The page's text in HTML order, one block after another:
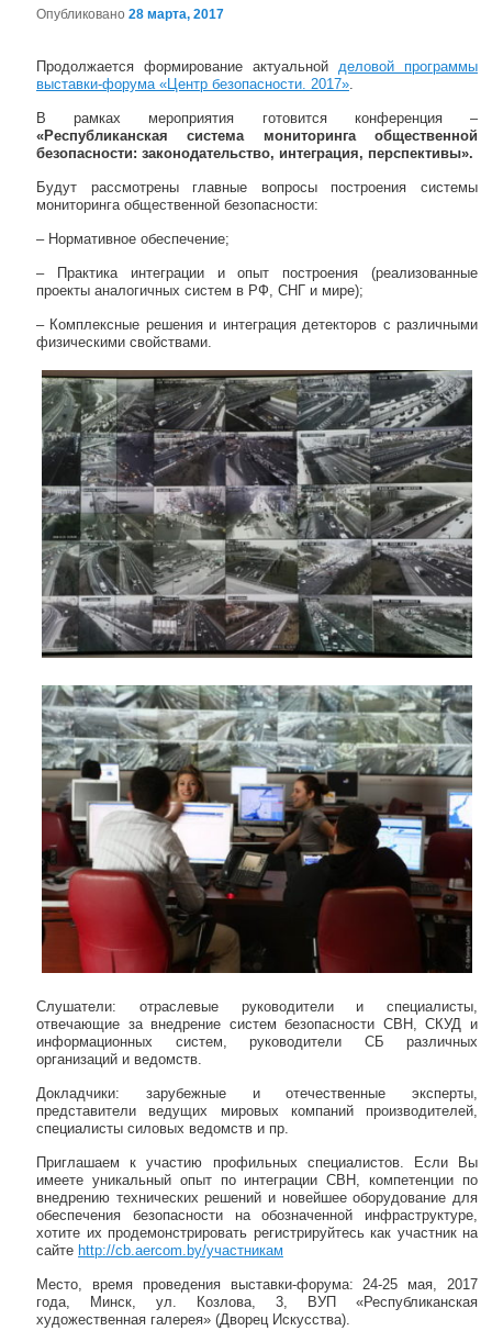
Опубликовано 28 марта, 2017
Продолжается формирование актуальной деловой программы
выставки-форума «Центр безопасности. 2017»
В рамках мероприятия готовится конференция –
«Республиканская система мониторинга общественной
безопасности: законодательство, интеграция, перспективы».
Будут рассмотрены главные вопросы построения системы
мониторинга общественной безопасности:
– Нормативное обеспечение;
– Практика интеграции и опыт построения (реализованные
проекты аналогичных систем в РФ, СНГ и мире);
– Комплексные решения и интеграция детекторов с различными
физическими свойствами.
Слушатели: отраслевые руководители и специалисты,
отвечающие за внедрение систем безопасности СВН, СКУД и
информационных систем, руководители СБ различных
организаций и ведомств.
Докладчики: зарубежные и отечественные эксперты,
представители ведущих мировых компаний производителей,
специалисты силовых ведомств и пр.
Приглашаем к участию профильных специалистов. Если Вы
имеете уникальный опыт по интеграции СВН, компетенции по
внедрению технических решений и новейшее оборудование для
обеспечения безопасности на обозначенной инфраструктуре,
хотите их продемонстрировать регистрируйтесь как участник на
сайте http://cb.aercom.by/участникам
Место, время проведения выставки-форума: 24-25 мая, 2017
года, Минск, ул. Козлова, 3, ВУП «Республиканская
художественная галерея» (Дворец Искусства).